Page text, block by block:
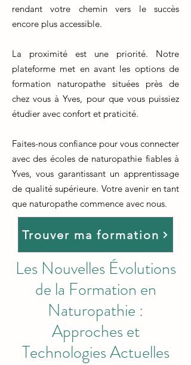
rendant votre chemin vers le succès
encore plus accessible.
La proximité est une priorité. Notre
plateforme met en avant les options de
formation naturopathe situées près de
chez vous à Yves, pour que vous puissiez
étudier avec confort et praticité.
Faites-nous confiance pour vous connecter
avec des écoles de naturopathie fiables à
Yves, vous garantissant un apprentissage
de qualité supérieure. Votre avenir en tant
que naturopathe commence avec nous.
Trouver ma formation
Les Nouvelles Évolutions
de la Formation en
Naturopathie :
Approches et
Technologies Actuelles